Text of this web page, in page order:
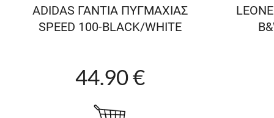
ADIDAS ΓΑΝΤΙΑ ΠΥΓΜΑΧΙΑΣ
SPEED 100-BLACK/WHITE
44.90 €